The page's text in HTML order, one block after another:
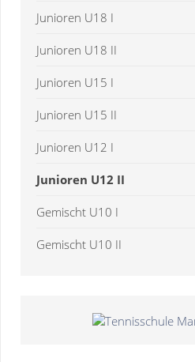
Junioren U18 I
Junioren U18 II
Junioren U15 I
Junioren U15 II
Junioren U12 I
Junioren U12 II
Gemischt U10 I
Gemischt U10 II